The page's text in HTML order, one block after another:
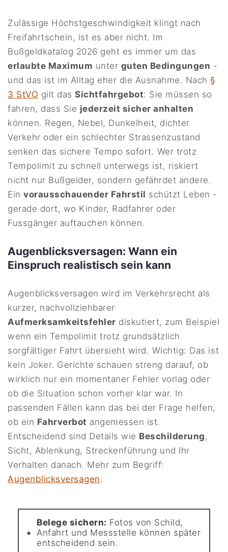
Zulässige Höchstgeschwindigkeit klingt nach
Freifahrtschein, ist es aber nicht. Im
Bußgeldkatalog 2026 geht es immer um das
erlaubte Maximum unter guten Bedingungen -
und das ist im Alltag eher die Ausnahme. Nach §
3 StVO gilt dasSichtfahrgebot: Sie müssen so
fahren, dass Sie jederzeit sicher anhalten
können. Regen, Nebel, Dunkelheit, dichter
Verkehr oder ein schlechter Strassenzustand
senken das sichere Tempo sofort. Wer trotz
Tempolimit zu schnell unterwegs ist, riskiert
nicht nur Bußgelder, sondern gefährdet andere.
Einvorausschauender Fahrstil schützt Leben -
gerade dort, wo Kinder, Radfahrer oder
Fussgänger auftauchen können.
Augenblicksversagen: Wann ein
Einspruch realistisch sein kann
Augenblicksversagen wird im Verkehrsrecht als
kurzer, nachvollziehbarer
Aufmerksamkeitsfehler diskutiert, zum Beispiel
wenn ein Tempolimit trotz grundsätzlich
sorgfältiger Fahrt übersieht wird. Wichtig: Das ist
kein Joker. Gerichte schauen streng darauf, ob
wirklich nur ein momentaner Fehler vorlag oder
ob die Situation schon vorher klar war. In
passenden Fällen kann das bei der Frage helfen,
ob ein Fahrverbot angemessen ist.
Entscheidend sind Details wie Beschilderung,
Sicht, Ablenkung, Streckenführung und Ihr
Verhalten danach. Mehr zum Begriff:
Augenblicksversagen.
Belege sichern: Fotos von Schild,
Anfahrt und Messstelle können später
entscheidend sein.